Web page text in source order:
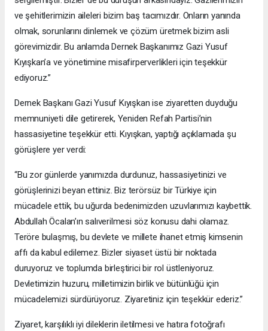
ve şehitlerimizin aileleri bizim baş tacımızdır. Onların yanında
olmak, sorunlarını dinlemek ve çözüm üretmek bizim asli
görevimizdir. Bu anlamda Dernek Başkanımız Gazi Yusuf
Kıyışkan’a ve yönetimine misafirperverlikleri için teşekkür
ediyoruz.”
Dernek Başkanı Gazi Yusuf Kıyışkan ise ziyaretten duyduğu
memnuniyeti dile getirerek, Yeniden Refah Partisi’nin
hassasiyetine teşekkür etti. Kıyışkan, yaptığı açıklamada şu
görüşlere yer verdi:
“Bu zor günlerde yanımızda durdunuz, hassasiyetinizi ve
görüşlerinizi beyan ettiniz. Biz terörsüz bir Türkiye için
mücadele ettik, bu uğurda bedenimizden uzuvlarımızı kaybettik.
Abdullah Öcalan’ın salıverilmesi söz konusu dahi olamaz.
Teröre bulaşmış, bu devlete ve millete ihanet etmiş kimsenin
affı da kabul edilemez. Bizler siyaset üstü bir noktada
duruyoruz ve toplumda birleştirici bir rol üstleniyoruz.
Devletimizin huzuru, milletimizin birlik ve bütünlüğü için
mücadelemizi sürdürüyoruz. Ziyaretiniz için teşekkür ederiz.”
Ziyaret, karşılıklı iyi dileklerin iletilmesi ve hatıra fotoğrafı